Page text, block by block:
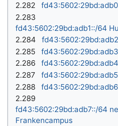
2.282
2.283
fd43:5602:29bd:adb1::/64
2.284
2.285
2.286
2.287
2.288
2.289
fd43:5602:29bd:adb7::/64
Frankencampus